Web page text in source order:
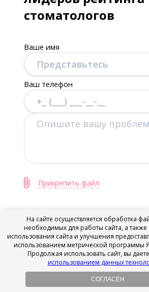
стоматологов
Ваше имя
Ваш телефон
Прикрепить файл
ОТПРАВИТЬ
Я подтверждаю ознакомление и
на обработку моих
порядке и на условиях,
обработки персональных
На сайте осуществляется обработка
необходимых для работы сайта, а также
использования сайта и улучшения
использованием метрической программы
Продолжая использовать сайт, вы даете
использованием данных
СОГЛАСЕН